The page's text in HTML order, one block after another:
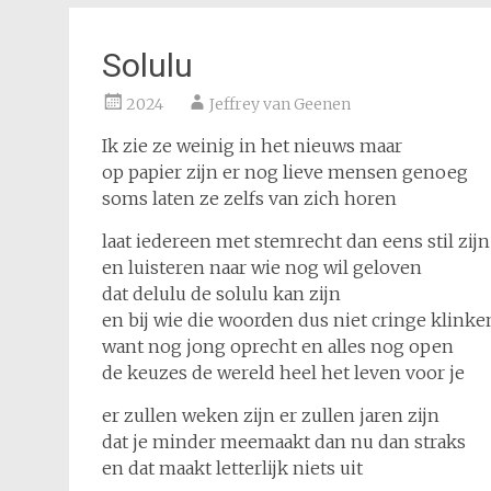
Solulu
2024 Jeffrey van Geenen
Ik zie ze weinig in het nieuws maar
op papier zijn er nog lieve mensen genoeg
soms laten ze zelfs van zich horen
laat iedereen met stemrecht dan eens stil zijn
en luisteren naar wie nog wil geloven
dat delulu de solulu kan zijn
en bij wie die woorden dus niet cringe
want nog jong oprecht en alles nog open
de keuzes de wereld heel het leven voor je
er zullen weken zijn er zullen jaren zijn
dat je minder meemaakt dan nu dan straks
en dat maakt letterlijk niets uit